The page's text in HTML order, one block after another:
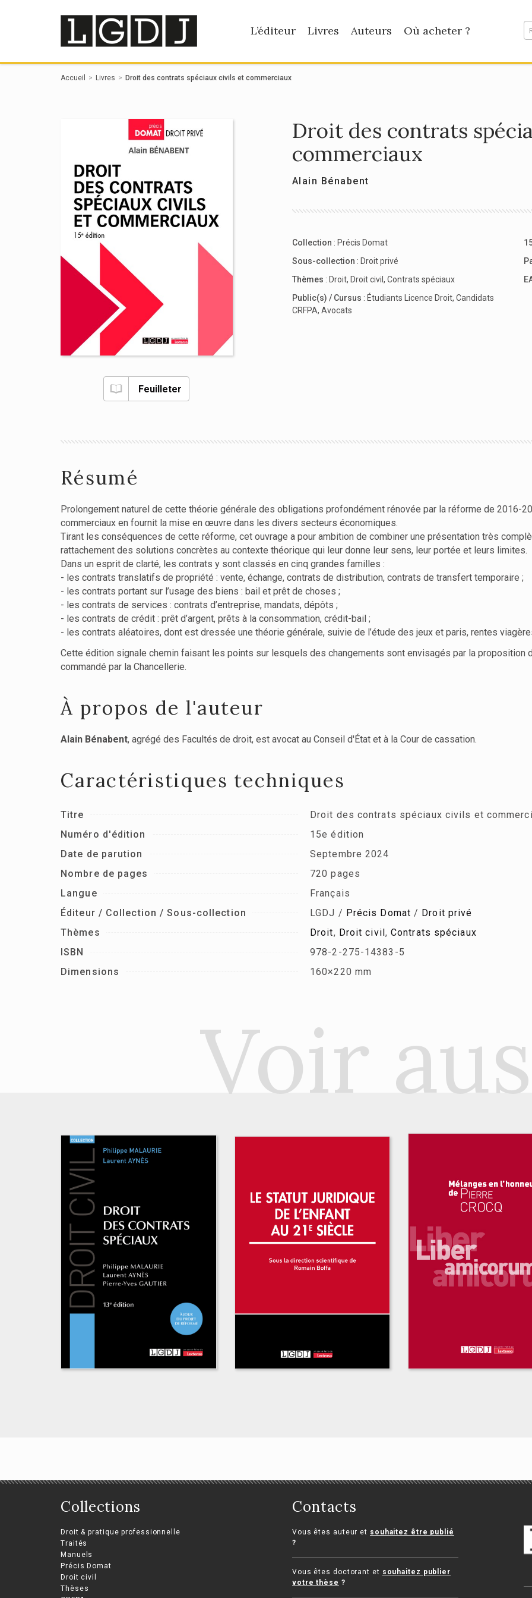
L’éditeur Livres Auteurs Où acheter ?
Accueil Livres Droit des contrats spéciaux civils et commerciaux
Feuilleter
Droit des contrats
commerciaux
Alain Bénabent
Collection : Précis Domat
Sous-collection : Droit privé
Thèmes : Droit, Droit civil , Contrats spéciaux
Public(s) / Cursus : Étudiants Licence Droit, Candidats
CRFPA, Avocats
Résumé
Prolongement naturel de cette théorie générale des obligations profondément rénovée par la réforme de 2016-
commerciaux en fournit la mise en œuvre dans les divers secteurs économiques.
Tirant les conséquences de cette réforme, cet ouvrage a pour ambition de combiner une présentation très
rattachement des solutions concrètes au contexte théorique qui leur donne leur sens, leur portée et leurs limites.
Dans un esprit de clarté, les contrats y sont classés en cinq grandes familles :
- les contrats translatifs de propriété : vente, échange, contrats de distribution, contrats de transfert temporaire ;
- les contrats portant sur l’usage des biens : bail et prêt de choses ;
- les contrats de services : contrats d’entreprise, mandats, dépôts ;
- les contrats de crédit : prêt d’argent, prêts à la consommation, crédit-bail ;
- les contrats aléatoires, dont est dressée une théorie générale, suivie de l’étude des jeux et paris, rentes
Cette édition signale chemin faisant les points sur lesquels des changements sont envisagés par la proposition
commandé par la Chancellerie.
À propos de l'auteur
Alain Bénabent, agrégé des Facultés de droit, est avocat au Conseil d'État et à la Cour de cassation.
Caractéristiques techniques
Titre
Droit des contrats spéciaux civils et
Numéro d'édition
15e édition
Date de parution
Septembre 2024
Nombre de pages
720 pages
Langue
Français
Éditeur / Collection / Sous-collection
LGDJ / Précis Domat / Droit privé
Thèmes
Droit, Droit civil,Contrats spéciaux
ISBN
978-2-275-14383-5
Dimensions
160×220 mm
Voir
Droit des contrats
Laurent Aynès, Philippe Malaurie,
Pierre-Yves Gautier
l’enfant au 21e siècle
Romain Boffa
l'honneur de Pierre
Crocq
Collectif
Collections
Droit & pratique professionnelle
Traités
Manuels
Précis Domat
Droit civil
Thèses
Contacts
Vous êtes auteur et souhaitez être publié
?
Vous êtes doctorant et souhaitez publier
votre thèse ?